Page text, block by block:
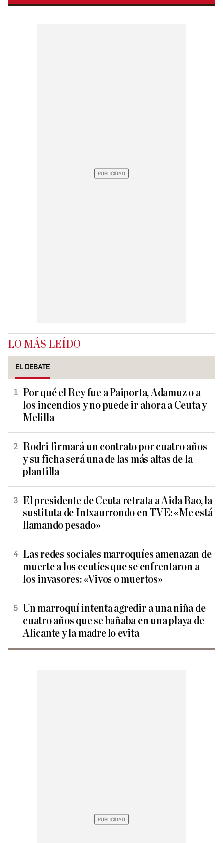
LO MÁS LEÍDO
EL DEBATE
Por qué el Rey fue a Paiporta, Adamuz o a
los incendios y no puede ir ahora a Ceuta y
Melilla
Rodri firmará un contrato por cuatro años
y su ficha será una de las más altas de la
plantilla
El presidente de Ceuta retrata a Aida Bao, la
sustituta de Intxaurrondo en TVE: «Me está
llamando pesado»
Las redes sociales marroquíes amenazan de
muerte a los ceutíes que se enfrentaron a
los invasores: «Vivos o muertos»
Un marroquí intenta agredir a una niña de
cuatro años que se bañaba en una playa de
Alicante y la madre lo evita